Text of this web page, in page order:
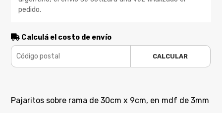
pedido.
Calculá el costo de envío
CALCULAR
Pajaritos sobre rama de 30cm x 9cm, en mdf de 3mm